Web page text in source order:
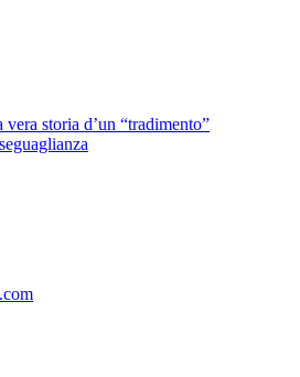
storia d’un “tradimento”